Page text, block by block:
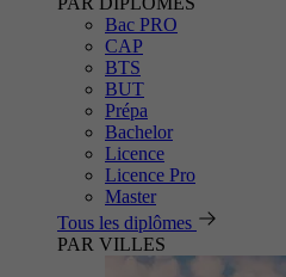
Bac PRO
CAP
BTS
BUT
Prépa
Bachelor
Licence
Licence Pro
Master
Tous les diplômes
PAR VILLES